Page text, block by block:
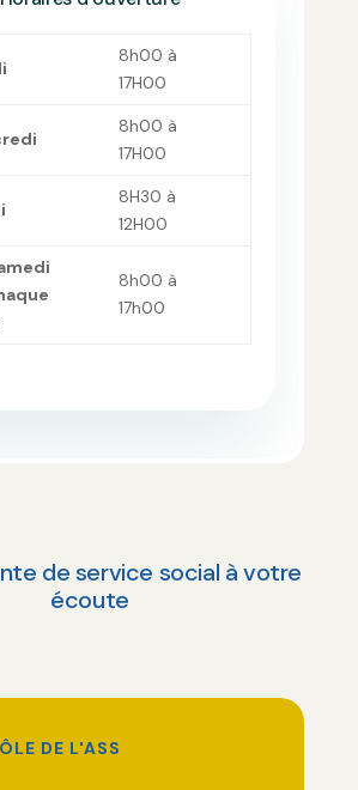
8h00 à
17H00
8h00 à
17H00
8H30 à
12H00
8h00 à
17h00
de service social à votre
écoute
DE L'ASS